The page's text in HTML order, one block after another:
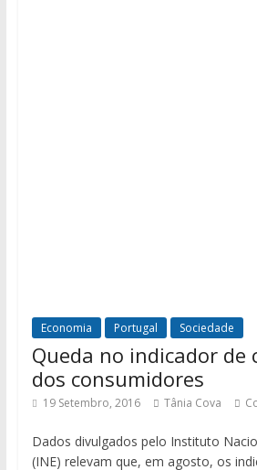
Economia Portugal Sociedade
Queda no indicador de
dos consumidores
19 Setembro, 2016 Tânia Cova
Dados divulgados pelo Instituto
(INE) relevam que, em agosto, os